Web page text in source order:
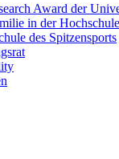
Award der
in der Hochschule
des Spitzensports